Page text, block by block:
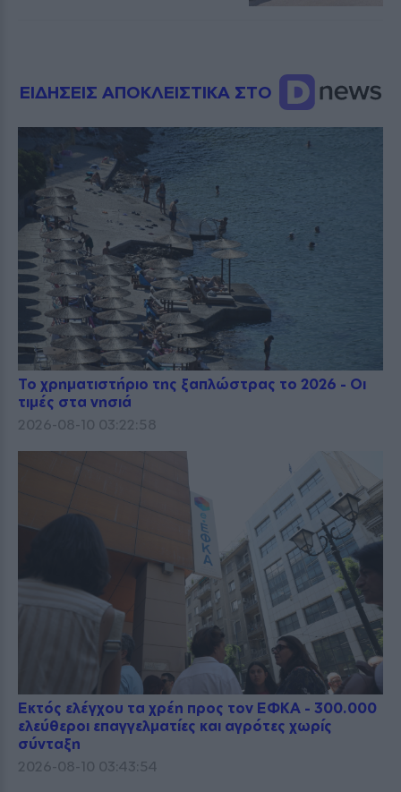
ΕΙΔΗΣΕΙΣ ΑΠΟΚΛΕΙΣΤΙΚΑ ΣΤΟ
Το χρηματιστήριο της ξαπλώστρας το 2026 - Οι
τιμές στα νησιά
2026-08-10 03:22:58
Εκτός ελέγχου τα χρέη προς τον ΕΦΚΑ - 300.000
ελεύθεροι επαγγελματίες και αγρότες χωρίς
σύνταξη
2026-08-10 03:43:54